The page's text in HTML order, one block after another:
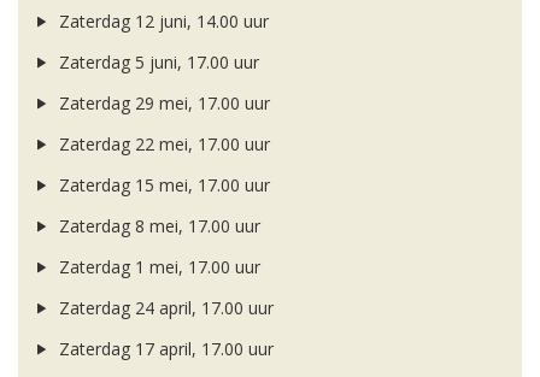
Zaterdag 12 juni, 14.00 uur
Zaterdag 5 juni, 17.00 uur
Zaterdag 29 mei, 17.00 uur
Zaterdag 22 mei, 17.00 uur
Zaterdag 15 mei, 17.00 uur
Zaterdag 8 mei, 17.00 uur
Zaterdag 1 mei, 17.00 uur
Zaterdag 24 april, 17.00 uur
Zaterdag 17 april, 17.00 uur